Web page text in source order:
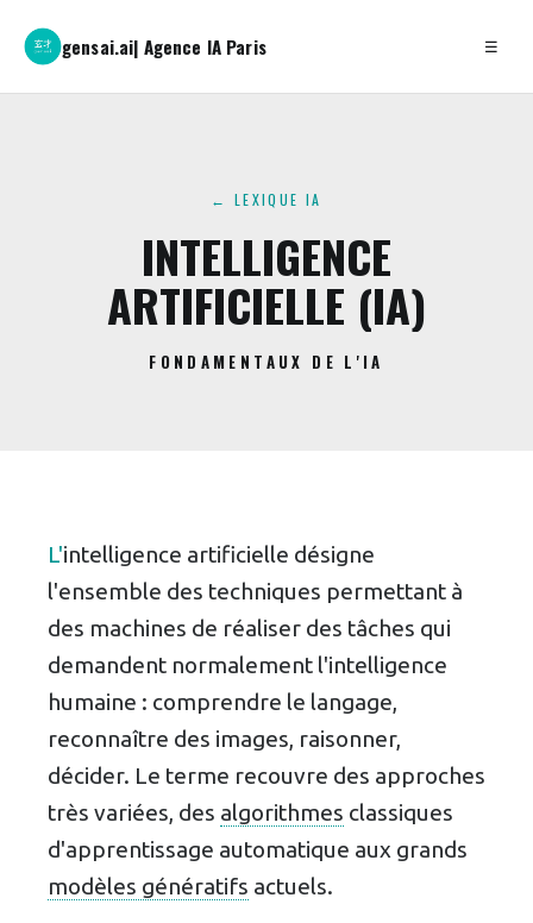
gensai.ai| Agence IA Paris ☰
← LEXIQUE IA
INTELLIGENCE
ARTIFICIELLE (IA)
FONDAMENTAUX DE L'IA
L'intelligence artificielle désigne
l'ensemble des techniques permettant à
des machines de réaliser des tâches qui
demandent normalement l'intelligence
humaine : comprendre le langage,
reconnaître des images, raisonner,
décider. Le terme recouvre des approches
très variées, des algorithmes classiques
d'apprentissage automatique aux grands
modèles génératifs actuels.